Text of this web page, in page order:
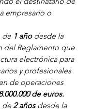
empresario o
de 1 año desde la
del Reglamento que
electrónica para
y profesionales
de operaciones
de euros.
de 2 años desde la